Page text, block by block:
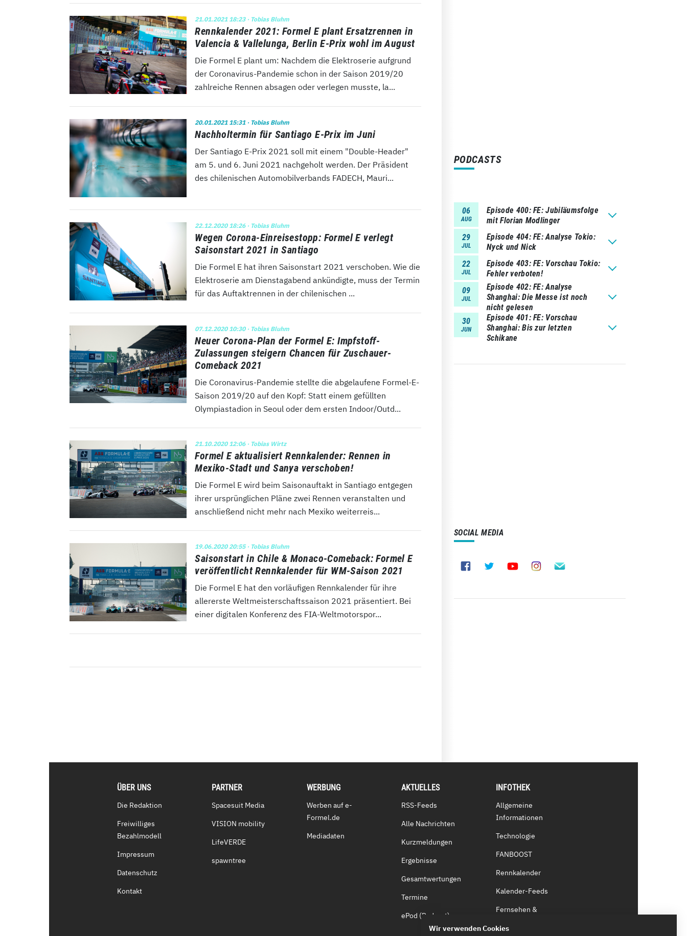
21.01.2021 18:23· Tobias Bluhm
Rennkalender 2021: Formel E plant Ersatzrennen in
Valencia & Vallelunga, Berlin E-Prix wohl im August
Die Formel E plant um: Nachdem die Elektroserie aufgrund
der Coronavirus-Pandemie schon in der Saison 2019/20
zahlreiche Rennen absagen oder verlegen musste, la...
20.01.2021 15:31· Tobias Bluhm
Nachholtermin für Santiago E-Prix im Juni
Der Santiago E-Prix 2021 soll mit einem "Double-Header"
am 5. und 6. Juni 2021 nachgeholt werden. Der Präsident
des chilenischen Automobilverbands FADECH, Mauri...
22.12.2020 18:26· Tobias Bluhm
Wegen Corona-Einreisestopp: Formel E verlegt
Saisonstart 2021 in Santiago
Die Formel E hat ihren Saisonstart 2021 verschoben. Wie die
Elektroserie am Dienstagabend ankündigte, muss der Termin
für das Auftaktrennen in der chilenischen ...
07.12.2020 10:30· Tobias Bluhm
Neuer Corona-Plan der Formel E: Impfstoff-
Zulassungen steigern Chancen für Zuschauer-
Comeback 2021
Die Coronavirus-Pandemie stellte die abgelaufene Formel-E-
Saison 2019/20 auf den Kopf: Statt einem gefüllten
Olympiastadion in Seoul oder dem ersten Indoor/Outd...
21.10.2020 12:06· Tobias Wirtz
Formel E aktualisiert Rennkalender: Rennen in
Mexiko-Stadt und Sanya verschoben!
Die Formel E wird beim Saisonauftakt in Santiago entgegen
ihrer ursprünglichen Pläne zwei Rennen veranstalten und
anschließend nicht mehr nach Mexiko weiterreis...
19.06.2020 20:55· Tobias Bluhm
Saisonstart in Chile & Monaco-Comeback: Formel E
veröffentlicht Rennkalender für WM-Saison 2021
Die Formel E hat den vorläufigen Rennkalender für ihre
allererste Weltmeisterschaftssaison 2021 präsentiert. Bei
einer digitalen Konferenz des FIA-Weltmotorspor...
PODCASTS
06
AUG
Episode 400 FE: Jubiläumsfolge
mit Florian Modlinger
29
JUL
Episode 404 FE: Analyse Tokio:
Nyck und Nick
22
JUL
Episode 403 FE: Vorschau Tokio:
Fehler verboten!
09
JUL
Episode 402 FE: Analyse
Shanghai: Die Messe ist noch
nicht gelesen
30
JUN
Episode 401 FE: Vorschau
Shanghai: Bis zur letzten
Schikane
SOCIAL MEDIA
ÜBER UNS
Die Redaktion
Freiwilliges
Bezahlmodell
Impressum
Datenschutz
Kontakt
PARTNER
Spacesuit Media
VISION mobility
LifeVERDE
spawntree
WERBUNG
Werben auf e-
Formel.de
Mediadaten
AKTUELLES
RSS-Feeds
Alle Nachrichten
Kurzmeldungen
Ergebnisse
Gesamtwertungen
Termine
ePod (Podcast)
INFOTHEK
Allgemeine
Informationen
Technologie
FANBOOST
Rennkalender
Kalender-Feeds
Fernsehen &
Wir verwenden Cookies